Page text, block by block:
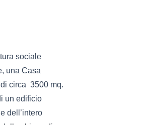
sociale
una Casa
circa 3500 mq.
un edificio
dell’intero